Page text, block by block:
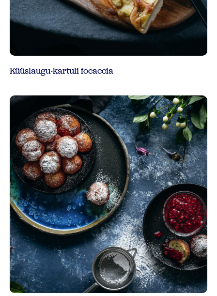
Küüslaugu-kartuli focaccia